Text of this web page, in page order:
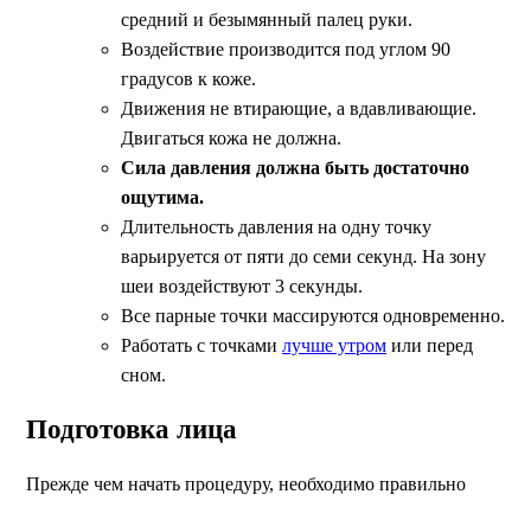
средний и безымянный палец руки.
Воздействие производится под углом 90
градусов к коже.
Движения не втирающие, а вдавливающие.
Двигаться кожа не должна.
Сила давления должна быть достаточно
ощутима.
Длительность давления на одну точку
варьируется от пяти до семи секунд. На зону
шеи воздействуют 3 секунды.
Все парные точки массируются одновременно.
Работать с точками лучше утром или перед
сном.
Подготовка лица
Прежде чем начать процедуру, необходимо правильно